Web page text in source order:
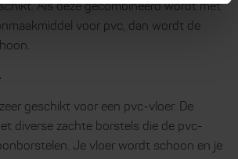
Als deze gecombineerd wordt met
voor pvc, dan wordt de
geschikt voor een pvc-vloer. De
diverse zachte borstels die de pvc-
Je vloer wordt schoon en je